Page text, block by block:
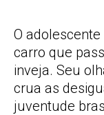
O
carro que
inveja. Seu
crua as
juventude